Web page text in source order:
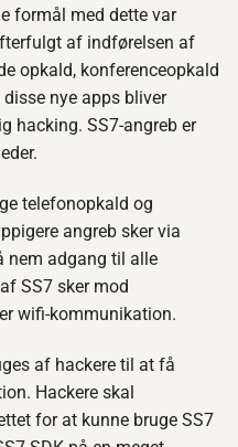
formål med dette var
af indførelsen af
opkald, konferenceopkald
nye apps bliver
hacking. SS7-angreb er
telefonopkald og
angreb sker via
nem adgang til alle
SS7 sker mod
wifi-kommunikation.
af hackere til at få
Hackere skal
for at kunne bruge SS7